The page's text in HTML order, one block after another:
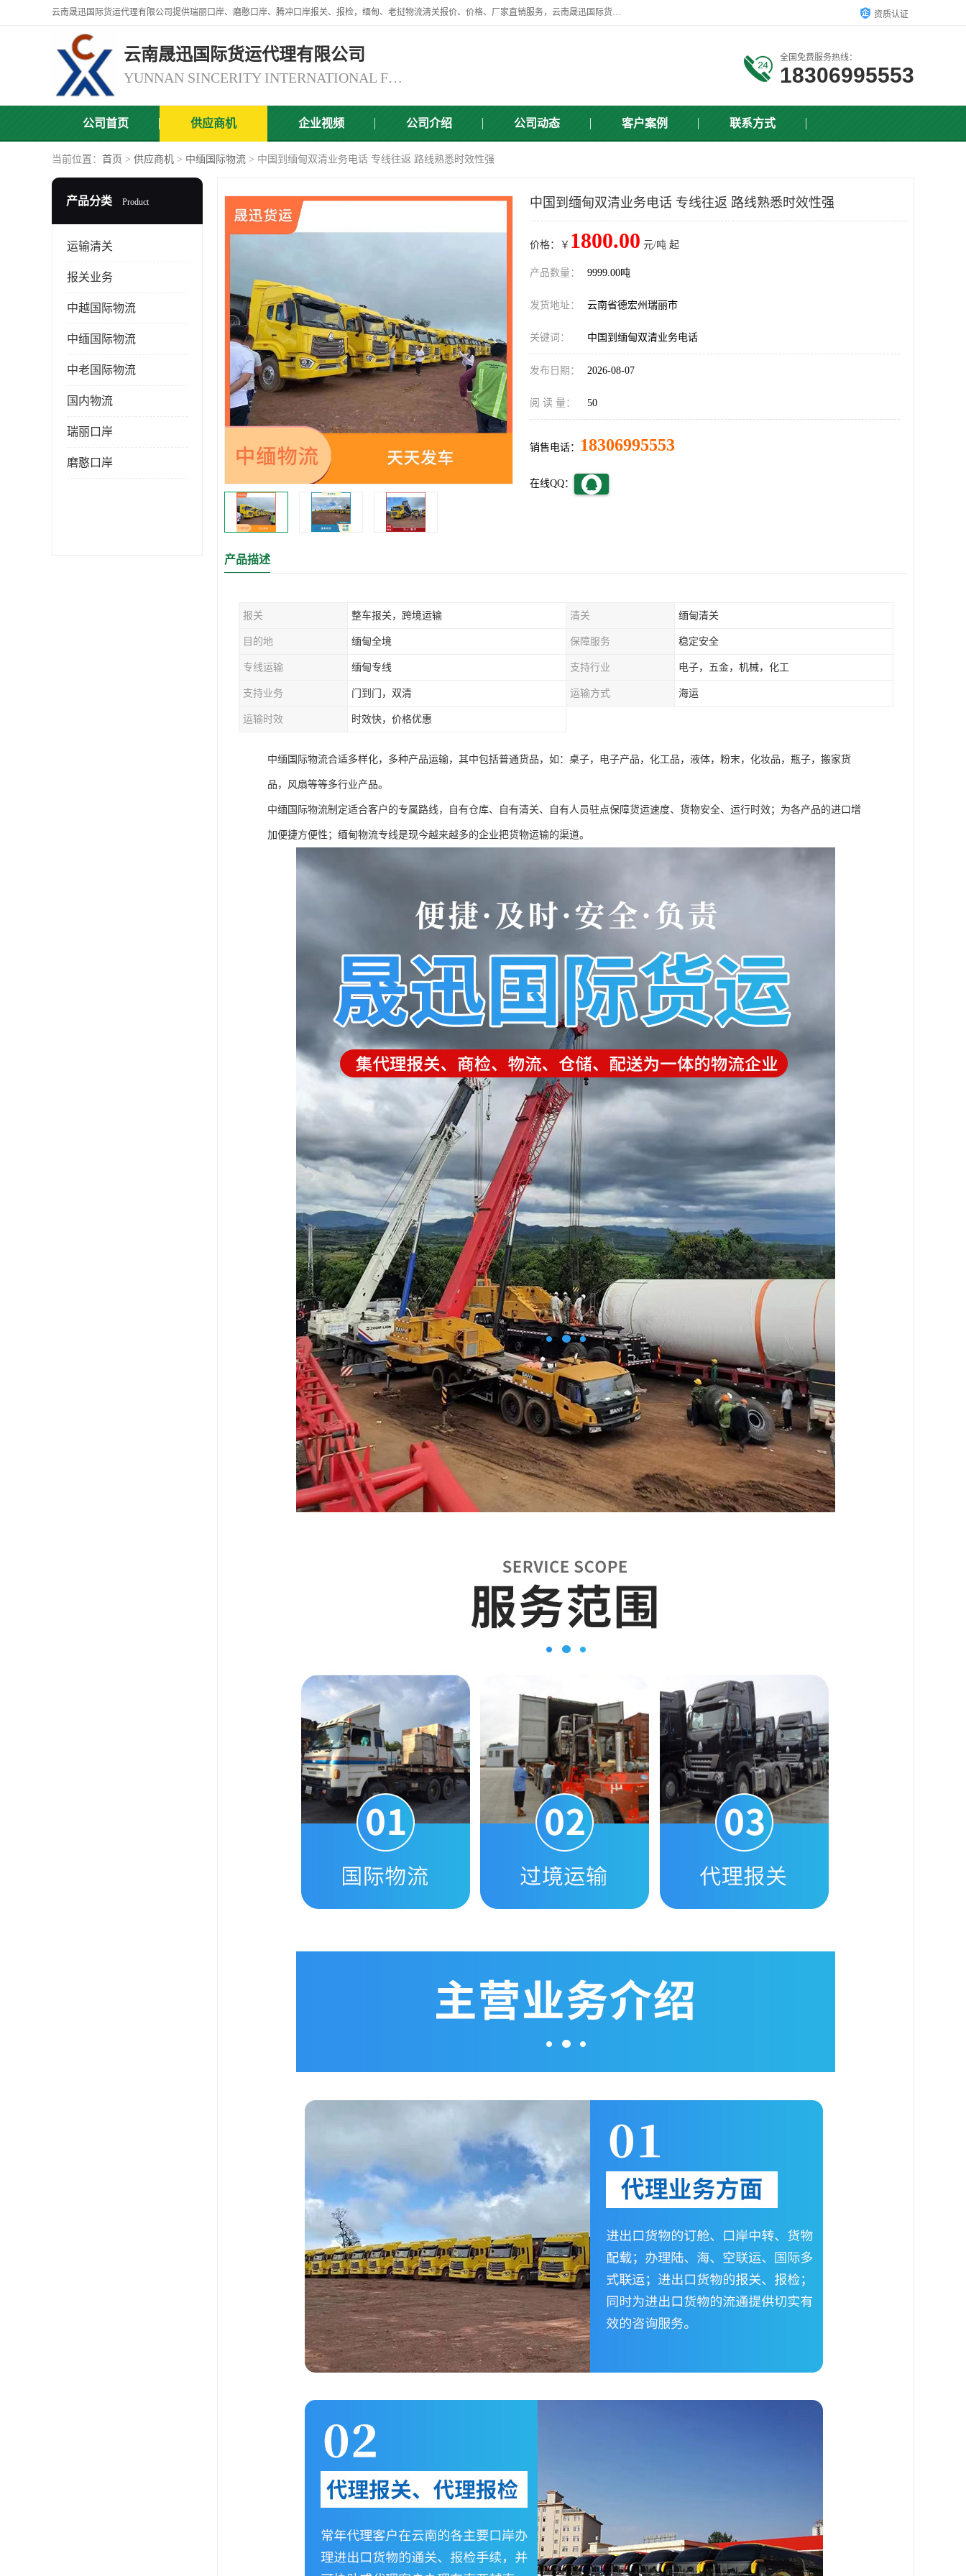
云南晟迅国际货运代理有限公司提供瑞丽口岸、磨憨口岸、腾冲口岸报关、报检，缅甸、老挝物流清关报价、价格、厂家直销服务，云南晟迅国际货运代理有限公司，由一支精通业务、经验丰富、责任心强的专业团队组建于,云南晟迅国际货运代理有限公司商铺。 资质认证
云南晟迅国际货运代理有限公司
YUNNAN SINCERITY INTERNATIONAL FREIGHT FOR WARDING CO.,LTD
全国免费服务热线：
18306995553
公司首页 供应商机 企业视频 公司介绍 公司动态 客户案例 联系方式
当前位置： 首页 > 供应商机 > 中缅国际物流 > 中国到缅甸双清业务电话 专线往返 路线熟悉时效性强
产品分类 Product
运输清关
报关业务
中越国际物流
中缅国际物流
中老国际物流
国内物流
瑞丽口岸
磨憨口岸
中国到缅甸双清业务电话 专线往返 路线熟悉时效性强
价格：￥ 1800.00 元/吨 起
产品数量： 9999.00吨
发货地址： 云南省德宏州瑞丽市
关键词： 中国到缅甸双清业务电话
发布日期： 2026-08-07
阅 读 量： 50
销售电话： 18306995553
在线QQ：
产品描述
报关 整车报关，跨境运输 清关 缅甸清关
目的地 缅甸全境 保障服务 稳定安全
专线运输 缅甸专线 支持行业 电子，五金，机械，化工
支持业务 门到门，双清 运输方式 海运
运输时效 时效快，价格优惠
中缅国际物流合适多样化，多种产品运输，其中包括普通货品，如：桌子，电子产品，化工品，液体，粉末，化妆品，瓶子，搬家货
品，风扇等等多行业产品。
中缅国际物流制定适合客户的专属路线，自有仓库、自有清关、自有人员驻点保障货运速度、货物安全、运行时效；为各产品的进口增
加便捷方便性；缅甸物流专线是现今越来越多的企业把货物运输的渠道。